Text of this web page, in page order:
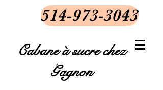
514-973-3043
Cabane à sucre chez
Gagnon